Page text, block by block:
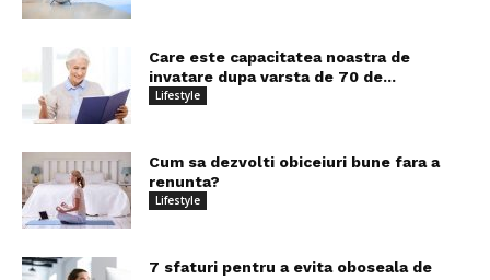
Care este capacitatea noastra de
invatare dupa varsta de 70 de...
Lifestyle
Cum sa dezvolti obiceiuri bune fara a
renunta?
Lifestyle
7 sfaturi pentru a evita oboseala de